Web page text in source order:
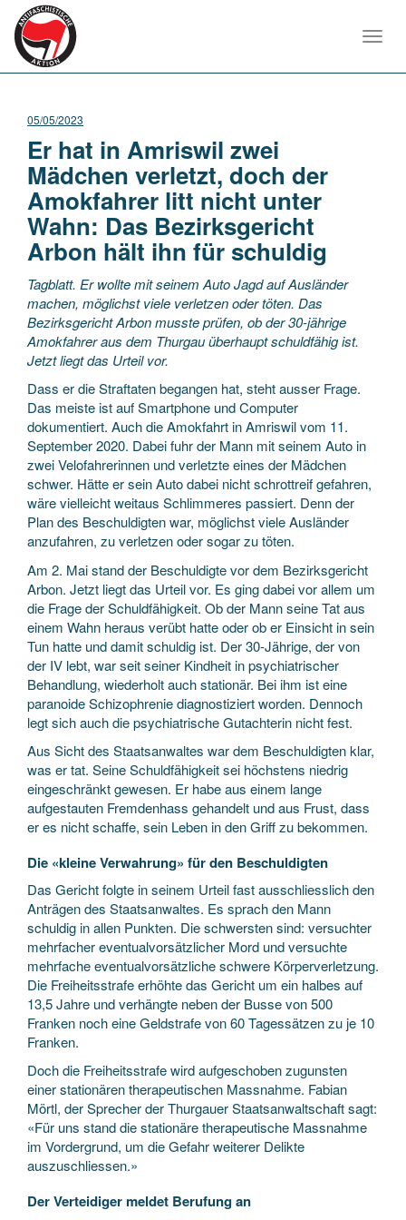
05/05/2023
Er hat in Amriswil zwei
Mädchen verletzt, doch der
Amokfahrer litt nicht unter
Wahn: Das Bezirksgericht
Arbon hält ihn für schuldig
Tagblatt. Er wollte mit seinem Auto Jagd auf Ausländer
machen, möglichst viele verletzen oder töten. Das
Bezirksgericht Arbon musste prüfen, ob der 30-jährige
Amokfahrer aus dem Thurgau überhaupt schuldfähig ist.
Jetzt liegt das Urteil vor.
Dass er die Straftaten begangen hat, steht ausser Frage.
Das meiste ist auf Smartphone und Computer
dokumentiert. Auch die Amokfahrt in Amriswil vom 11.
September 2020. Dabei fuhr der Mann mit seinem Auto in
zwei Velofahrerinnen und verletzte eines der Mädchen
schwer. Hätte er sein Auto dabei nicht schrottreif gefahren,
wäre vielleicht weitaus Schlimmeres passiert. Denn der
Plan des Beschuldigten war, möglichst viele Ausländer
anzufahren, zu verletzen oder sogar zu töten.
Am 2. Mai stand der Beschuldigte vor dem Bezirksgericht
Arbon. Jetzt liegt das Urteil vor. Es ging dabei vor allem um
die Frage der Schuldfähigkeit. Ob der Mann seine Tat aus
einem Wahn heraus verübt hatte oder ob er Einsicht in sein
Tun hatte und damit schuldig ist. Der 30-Jährige, der von
der IV lebt, war seit seiner Kindheit in psychiatrischer
Behandlung, wiederholt auch stationär. Bei ihm ist eine
paranoide Schizophrenie diagnostiziert worden. Dennoch
legt sich auch die psychiatrische Gutachterin nicht fest.
Aus Sicht des Staatsanwaltes war dem Beschuldigten klar,
was er tat. Seine Schuldfähigkeit sei höchstens niedrig
eingeschränkt gewesen. Er habe aus einem lange
aufgestauten Fremdenhass gehandelt und aus Frust, dass
er es nicht schaffe, sein Leben in den Griff zu bekommen.
Die «kleine Verwahrung» für den Beschuldigten
Das Gericht folgte in seinem Urteil fast ausschliesslich den
Anträgen des Staatsanwaltes. Es sprach den Mann
schuldig in allen Punkten. Die schwersten sind: versuchter
mehrfacher eventualvorsätzlicher Mord und versuchte
mehrfache eventualvorsätzliche schwere Körperverletzung.
Die Freiheitsstrafe erhöhte das Gericht um ein halbes auf
13,5 Jahre und verhängte neben der Busse von 500
Franken noch eine Geldstrafe von 60 Tagessätzen zu je 10
Franken.
Doch die Freiheitsstrafe wird aufgeschoben zugunsten
einer stationären therapeutischen Massnahme. Fabian
Mörtl, der Sprecher der Thurgauer Staatsanwaltschaft sagt:
«Für uns stand die stationäre therapeutische Massnahme
im Vordergrund, um die Gefahr weiterer Delikte
auszuschliessen.»
Der Verteidiger meldet Berufung an